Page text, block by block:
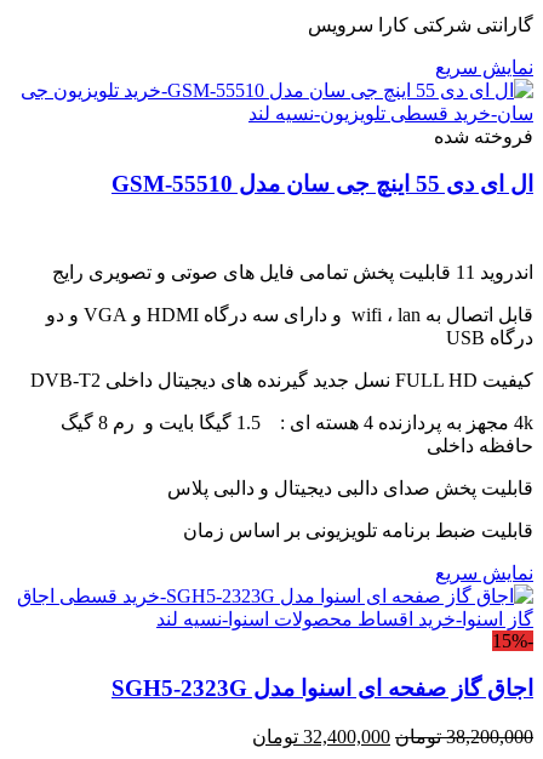
گارانتی شرکتی کارا سرویس
نمایش سریع
فروخته شده
ال ای دی 55 اینچ جی سان مدل GSM-55510
اندروید 11 قابلیت پخش تمامی فایل های صوتی و تصویری رایج
قابل اتصال به wifi ، lan و دارای سه درگاه HDMI و VGA و دو
درگاه USB
کیفیت FULL HD نسل جدید گیرنده های دیجیتال داخلی DVB-T2
4k مجهز به پردازنده 4 هسته ای : 1.5 گیگا بایت و رم 8 گیگ
حافظه داخلی
قابلیت پخش صدای دالبی دیجیتال و دالبی پلاس
قابلیت ضبط برنامه تلویزیونی بر اساس زمان
نمایش سریع
-15%
اجاق گاز صفحه ای اسنوا مدل SGH5-2323G
38,200,000 تومان قیمت
32,400,000 تومان